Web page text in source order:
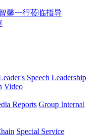
馨一行莅临指导
Speech Leadership
Video
Reports Group Internal
Special Service